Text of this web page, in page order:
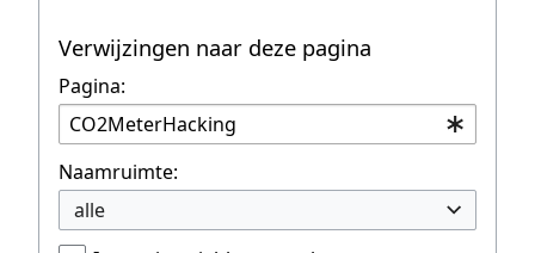
Verwijzingen naar deze pagina
Pagina:
Naamruimte:
alle